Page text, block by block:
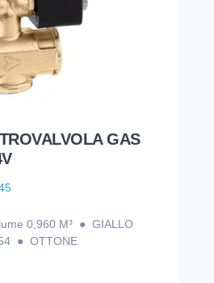
GAS
0,960 M³ ● GIALLO
● OTTONE